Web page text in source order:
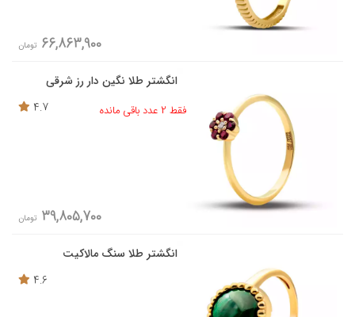
66,863,900 تومان
انگشتر طلا نگین دار رز شرقی
فقط 2 عدد باقی مانده
4.7
39,805,700 تومان
انگشتر طلا سنگ مالاکیت
4.6